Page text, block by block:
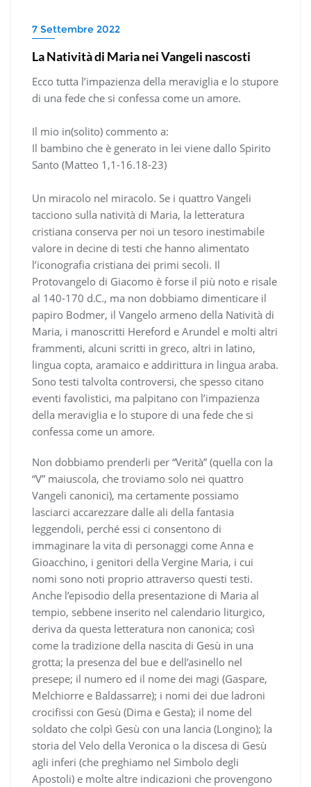
7 Settembre 2022
La Natività di Maria nei Vangeli nascosti
Ecco tutta l’impazienza della meraviglia e lo stupore
di una fede che si confessa come un amore.
Il mio in(solito) commento a:
Il bambino che è generato in lei viene dallo Spirito
Santo (Matteo 1,1-16.18-23)
Un miracolo nel miracolo. Se i quattro Vangeli
tacciono sulla natività di Maria, la letteratura
cristiana conserva per noi un tesoro inestimabile
valore in decine di testi che hanno alimentato
l’iconografia cristiana dei primi secoli. Il
Protovangelo di Giacomo è forse il più noto e risale
al 140-170 d.C., ma non dobbiamo dimenticare il
papiro Bodmer, il Vangelo armeno della Natività di
Maria, i manoscritti Hereford e Arundel e molti altri
frammenti, alcuni scritti in greco, altri in latino,
lingua copta, aramaico e addirittura in lingua araba.
Sono testi talvolta controversi, che spesso citano
eventi favolistici, ma palpitano con l’impazienza
della meraviglia e lo stupore di una fede che si
confessa come un amore.
Non dobbiamo prenderli per “Verità” (quella con la
“V” maiuscola, che troviamo solo nei quattro
Vangeli canonici), ma certamente possiamo
lasciarci accarezzare dalle ali della fantasia
leggendoli, perché essi ci consentono di
immaginare la vita di personaggi come Anna e
Gioacchino, i genitori della Vergine Maria, i cui
nomi sono noti proprio attraverso questi testi.
Anche l’episodio della presentazione di Maria al
tempio, sebbene inserito nel calendario liturgico,
deriva da questa letteratura non canonica; così
come la tradizione della nascita di Gesù in una
grotta; la presenza del bue e dell’asinello nel
presepe; il numero ed il nome dei magi (Gaspare,
Melchiorre e Baldassarre); i nomi dei due ladroni
crocifissi con Gesù (Dima e Gesta); il nome del
soldato che colpì Gesù con una lancia (Longino); la
storia del Velo della Veronica o la discesa di Gesù
agli inferi (che preghiamo nel Simbolo degli
Apostoli) e molte altre indicazioni che provengono